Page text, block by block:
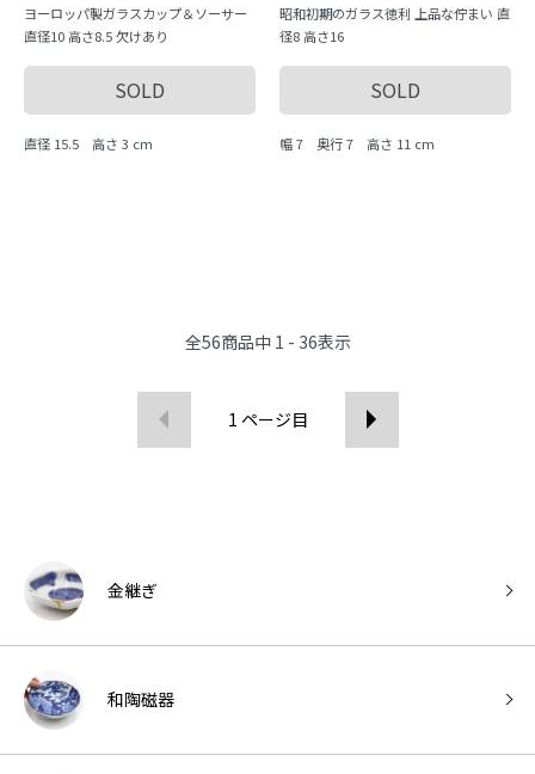
ヨーロッパ製ガラスカップ＆ソーサー
直径10 高さ8.5 欠けあり
SOLD
直径 15.5 高さ 3 cm
昭和初期のガラス徳利 上品な佇まい 直
径8 高さ16
SOLD
幅 7 奥行 7 高さ 11 cm
全56商品中 1 - 36表示
1 ページ目
金継ぎ
和陶磁器